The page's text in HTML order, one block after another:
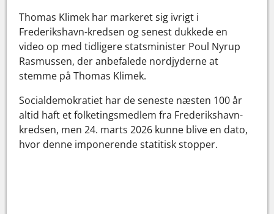
Thomas Klimek har markeret sig ivrigt i
Frederikshavn-kredsen og senest dukkede en
video op med tidligere statsminister Poul Nyrup
Rasmussen, der anbefalede nordjyderne at
stemme på Thomas Klimek.
Socialdemokratiet har de seneste næsten 100 år
altid haft et folketingsmedlem fra Frederikshavn-
kredsen, men 24. marts 2026 kunne blive en dato,
hvor denne imponerende statitisk stopper.